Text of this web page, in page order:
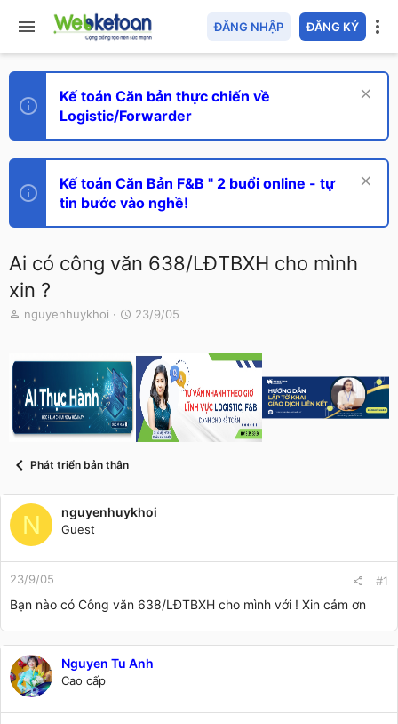
ĐĂNG NHẬP ĐĂNG KÝ
Kế toán Căn bản thực chiến về
Logistic/Forwarder
Kế toán Căn Bản F&B " 2 buổi online - tự
tin bước vào nghề!
Ai có công văn 638/LĐTBXH cho mình
xin ?
T
e
a
d
s
a
r
nguyenhuykhoi
N
ử
23/9/05
Phát triển bản thân
N nguyenhuykhoi
Guest
23/9/05 #1
Bạn nào có Công văn 638/LĐTBXH cho mình với ! Xin cảm ơn
Nguyen Tu Anh
Cao cấp